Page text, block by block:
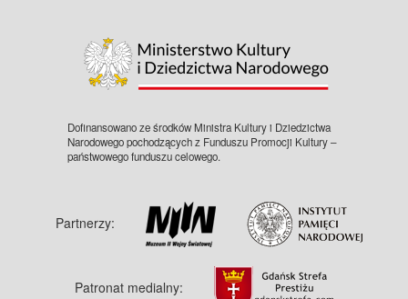
Dofinansowano ze środków Ministra Kultury i Dziedzictwa
Narodowego pochodzących z Funduszu Promocji Kultury –
państwowego funduszu celowego.
Partnerzy:
Patronat medialny: